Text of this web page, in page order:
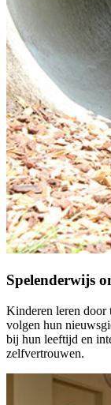
Spelenderwijs
Kinderen leren door
volgen hun
bij hun leeftijd en
zelfvertrouwen.